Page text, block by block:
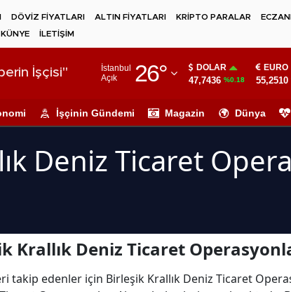
DÖVİZ FİYATLARI ALTIN FİYATLARI KRİPTO PARALAR
KÜNYE İLETİŞİM
İşçisi"
İstanbul
Açık
26°
Adıyaman
Ağrı
Amasya
Artvin
Aydın
DOLAR
47,7436 %0.18
EURO
55,2510
İşçinin Gündemi Magazin Dünya
Deniz Ticaret
Krallık Deniz Ticaret
takip edenler için Birleşik Krallık Deniz Ticaret